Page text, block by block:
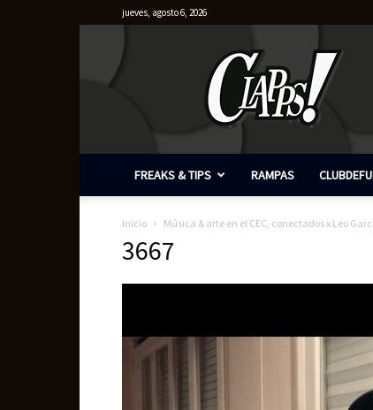
jueves, agosto 6, 2026
FREAKS & TIPS RAMPAS
Inicio Música & arte en el CEC, conectados x Leo
3667